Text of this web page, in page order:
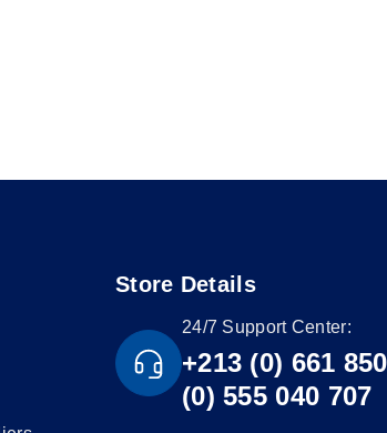
Store Details
24/7 Support Center:
+213 (0) 661
(0) 555 040 707